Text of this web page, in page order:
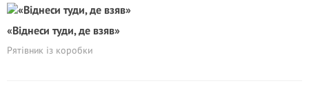
«Віднеси туди, де взяв»
Рятівник із коробки